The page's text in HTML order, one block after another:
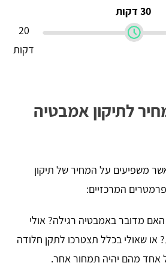
30 דקות
20
דקות
לתיקון אמבטיה
משפיעים על המחיר של תיקון
המרכזיים:
האם מדובר באמבטיה רגילה? אולי
או שאולי בכלל תצטרכו לתקן חלודה
אחד מהם יהיה תמחור אחר.